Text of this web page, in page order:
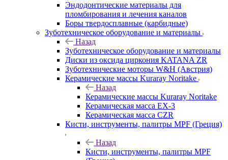
Эндодонтические материалы для
пломбирования и лечения каналов
Боры твердосплавные (карбидные)
Зуботехническое оборудование и материалы
Назад
Зуботехническое оборудование и материалы
Диски из оксида циркония KATANA ZR
Зуботехнические моторы W&H (Австрия)
Керамические массы Kuraray Noritake
Назад
Керамические массы Kuraray Noritake
Керамическая масса EX-3
Керамическая масса CZR
Кисти, инструменты, палитры MPF (Греция)
Назад
Кисти, инструменты, палитры MPF